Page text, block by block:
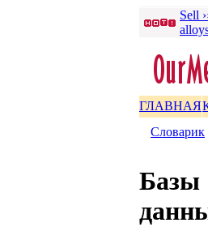
Sell
ГЛАВНАЯ
Словаpик
Базы